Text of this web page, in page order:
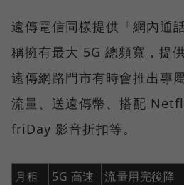
遠傳電信同樣提供「網內通
稱擁有最大 5G 總頻寬，提
遠傳網路門市有時會推出專
流量、送遠傳幣、搭配
friDay 影音折扣等。
月租
5G 高速
流量用完後降